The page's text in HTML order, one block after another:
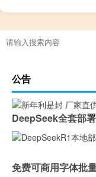
公告
DeepSeek全套部
免费可商用字体批